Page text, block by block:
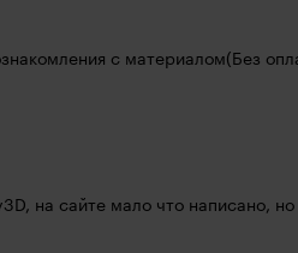
с материалом(Без
на сайте мало что написано,